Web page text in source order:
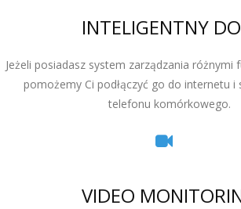
INTELIGENTNY
Jeżeli posiadasz system zarządzania różnymi
pomożemy Ci podłączyć go do internetu i
telefonu komórkowego.
VIDEO